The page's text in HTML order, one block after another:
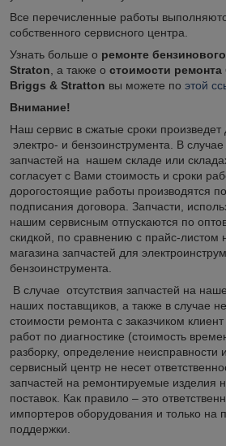
Все перечисленные работы
собственного сервисного центра.
Узнать больше о ремонте
Straton, а также о стоимости ремонта
Briggs & Stratton вы можете по этой
Внимание!
Наш сервис в сжатые сроки произведет
электро- и бензоинструмента. В
запчастей на нашем складе или
согласует с Вами стоимость и сроки
дорогостоящие работы производятся
подписания договора. Запчасти,
нашим сервисным отпускаются по
скидкой, по сравнению с прайс-листом
магазина запчастей для
бензоинструмента.
В случае отсутствия запчастей на
наших поставщиков, а также в случае
стоимости ремонта с заказчиком
работ по диагностике (стоимость
разборку, определение неисправности
сервисный центр не несет
запчастей на ремонтируемые изделия
поставок. Как правило – это
импортеров оборудования и только на
поддержки.